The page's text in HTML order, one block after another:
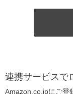
連携サービスで
Amazon.co.jpにご登